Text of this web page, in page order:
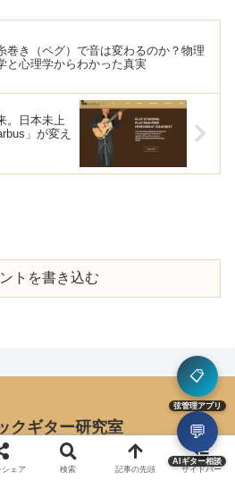
巻き（ペグ）で音は変わるのか？物理
と心理学からわかった真実
。日本未上
」が変え
トを書き込む
クギター研究室
お問い合わせ
ェア 検索 記事の先頭 サイドバー
📋
弦管理アプリ
💬
AIギター相談